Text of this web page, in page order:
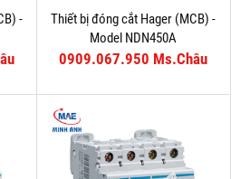
-
Thiết bị đóng cắt Hager (MCB) -
Model NDN450A
0909.067.950 Ms.Châu